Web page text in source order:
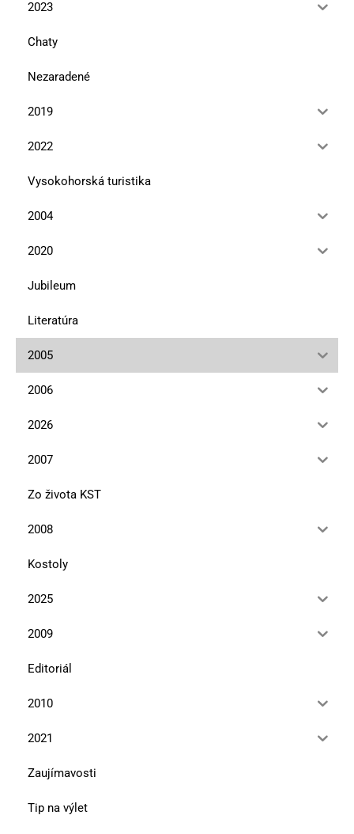
2023
Chaty
Nezaradené
2019
2022
Vysokohorská turistika
2004
2020
Jubileum
Literatúra
2005
2006
2026
2007
Zo života KST
2008
Kostoly
2025
2009
Editoriál
2010
2021
Zaujímavosti
Tip na výlet